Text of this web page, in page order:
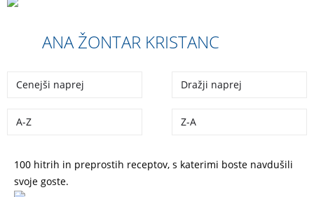
ANA ŽONTAR KRISTANC
Cenejši naprej Dražji naprej
A-Z Z-A
100 hitrih in preprostih receptov, s katerimi boste navdušili
svoje goste.